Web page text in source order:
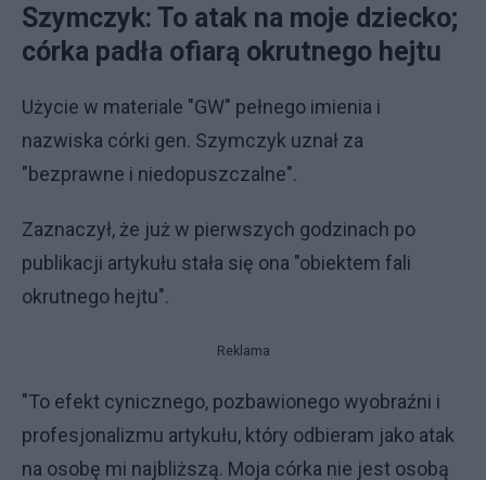
Szymczyk: To atak na moje dziecko;
córka padła ofiarą okrutnego hejtu
Użycie w materiale "GW" pełnego imienia i
nazwiska córki gen. Szymczyk uznał za
"bezprawne i niedopuszczalne".
Zaznaczył, że już w pierwszych godzinach po
publikacji artykułu stała się ona "obiektem fali
okrutnego hejtu".
Reklama
"To efekt cynicznego, pozbawionego wyobraźni i
profesjonalizmu artykułu, który odbieram jako atak
na osobę mi najbliższą. Moja córka nie jest osobą